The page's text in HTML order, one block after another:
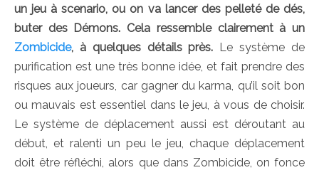
un jeu à scenario, ou on va lancer des pelleté de dés,
buter des Démons. Cela ressemble clairement à un
Zombicide, à quelques détails près. Le système de
purification est une très bonne idée, et fait prendre des
risques aux joueurs, car gagner du karma, qu’il soit bon
ou mauvais est essentiel dans le jeu, à vous de choisir.
Le système de déplacement aussi est déroutant au
début, et ralenti un peu le jeu, chaque déplacement
doit être réfléchi, alors que dans Zombicide, on fonce